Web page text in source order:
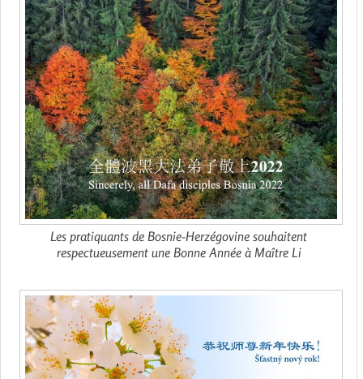
Les pratiquants de Bosnie-Herzégovine souhaitent
respectueusement une Bonne Année à Maître Li